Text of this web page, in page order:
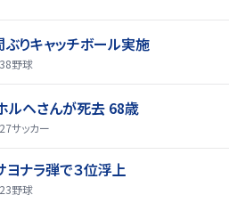
りキャッチボール実施
野球
ルヘさんが死去 68歳
サッカー
ナラ弾で３位浮上
野球